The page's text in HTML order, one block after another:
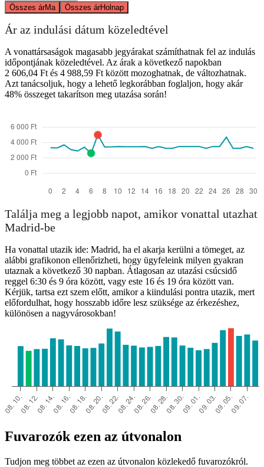
Összes árMa Összes árHolnap
Ár az indulási dátum közeledtével
A vonattársaságok magasabb jegyárakat számíthatnak fel az indulás
időpontjának közeledtével. Az árak a következő napokban
2 606,04 Ft és 4 988,59 Ft között mozoghatnak, de változhatnak.
Azt tanácsoljuk, hogy a lehető legkorábban foglaljon, hogy akár
48% összeget takarítson meg utazása során!
Találja meg a legjobb napot, amikor vonattal utazhat
Madrid-be
Ha vonattal utazik ide: Madrid, ha el akarja kerülni a tömeget, az
alábbi grafikonon ellenőrizheti, hogy ügyfeleink milyen gyakran
utaznak a következő 30 napban. Átlagosan az utazási csúcsidő
reggel 6:30 és 9 óra között, vagy este 16 és 19 óra között van.
Kérjük, tartsa ezt szem előtt, amikor a kiindulási pontra utazik, mert
előfordulhat, hogy hosszabb időre lesz szüksége az érkezéshez,
különösen a nagyvárosokban!
Fuvarozók ezen az útvonalon
Tudjon meg többet az ezen az útvonalon közlekedő fuvarozókról.